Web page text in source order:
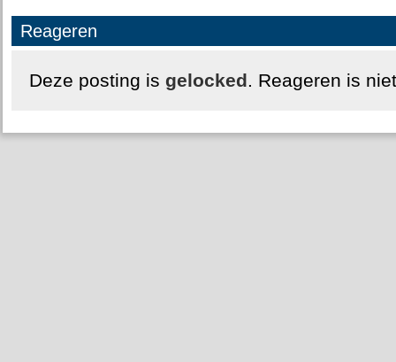
Reageren
Deze posting is gelocked. Reageren is